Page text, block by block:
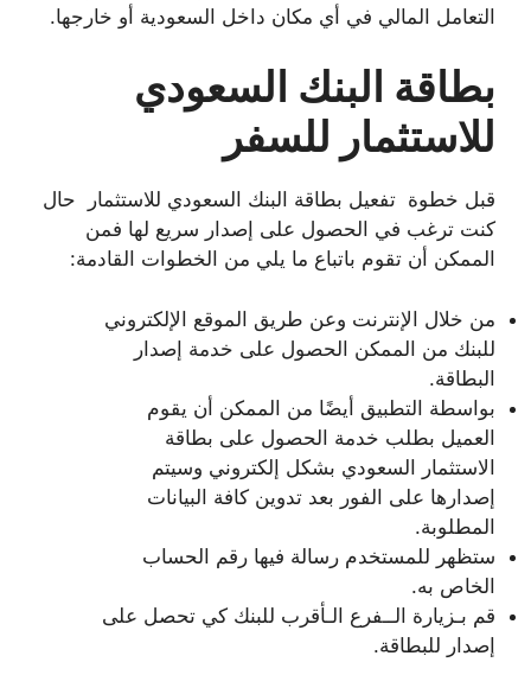
التعامل المالي في أي مكان داخل السعودية أو خارجها.
بطاقة البنك السعودي
للاستثمار للسفر
قبل خطوة تفعيل بطاقة البنك السعودي للاستثمار حال
كنت ترغب في الحصول على إصدار سريع لها فمن
الممكن أن تقوم باتباع ما يلي من الخطوات القادمة:
من خلال الإنترنت وعن طريق الموقع الإلكتروني
للبنك من الممكن الحصول على خدمة إصدار
البطاقة.
بواسطة التطبيق أيضًا من الممكن أن يقوم
العميل بطلب خدمة الحصول على بطاقة
الاستثمار السعودي بشكل إلكتروني وسيتم
إصدارها على الفور بعد تدوين كافة البيانات
المطلوبة.
ستظهر للمستخدم رسالة فيها رقم الحساب
الخاص به.
قم بـزيارة الــفرع الـأقرب للبنك كي تحصل على
إصدار للبطاقة.